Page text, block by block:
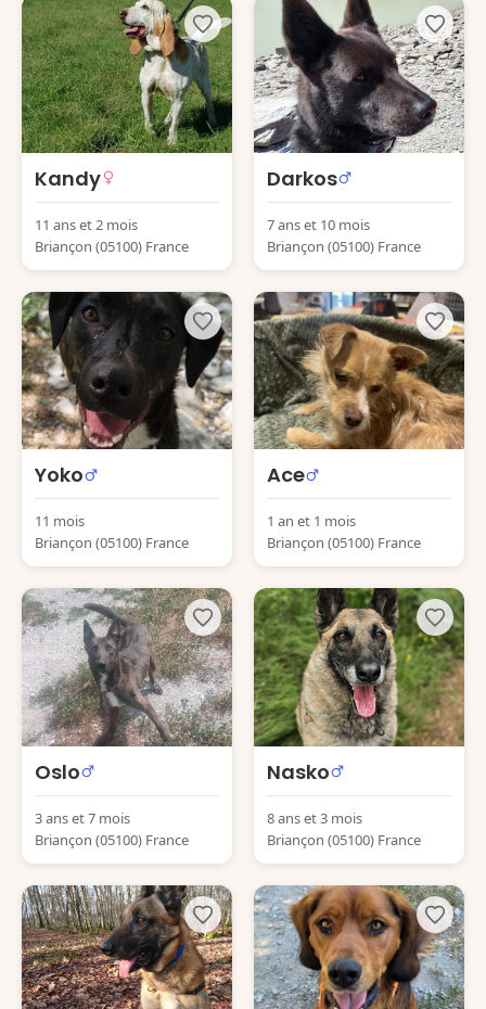
Kandy
11 ans et 2 mois
Briançon (05100) France
Darkos
7 ans et 10 mois
Briançon (05100) France
Yoko
11 mois
Briançon (05100) France
Ace
1 an et 1 mois
Briançon (05100) France
Oslo
3 ans et 7 mois
Briançon (05100) France
Nasko
8 ans et 3 mois
Briançon (05100) France